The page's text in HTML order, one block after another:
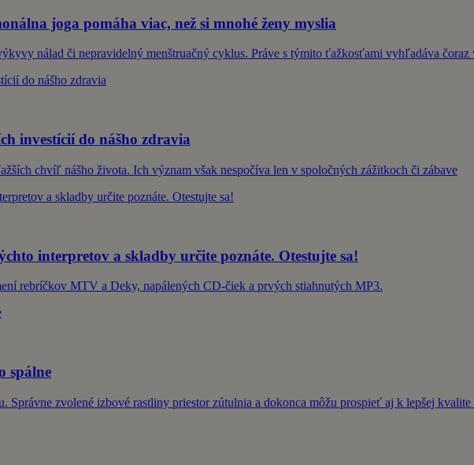
joga pomáha viac, než si mnohé ženy myslia
nálad či nepravidelný menštruačný cyklus. Práve s týmito ťažkosťami vyhľadáva čoraz
investícií do nášho zdravia
chvíľ nášho života. Ich význam však nespočíva len v spoločných zážitkoch či zábave
interpretov a skladby určite poznáte. Otestujte sa!
rebríčkov MTV a Deky, napálených CD-čiek a prvých stiahnutých MP3.
spálne
Správne zvolené izbové rastliny priestor zútulnia a dokonca môžu prospieť aj k lepšej kvalite